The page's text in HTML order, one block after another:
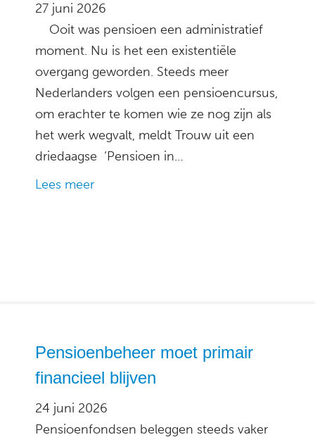
27 juni 2026
Ooit was pensioen een administratief
moment. Nu is het een existentiële
overgang geworden. Steeds meer
Nederlanders volgen een pensioencursus,
om erachter te komen wie ze nog zijn als
het werk wegvalt, meldt Trouw uit een
driedaagse ‘Pensioen in…
Lees meer
Pensioenbeheer moet primair
financieel blijven
24 juni 2026
Pensioenfondsen beleggen steeds vaker